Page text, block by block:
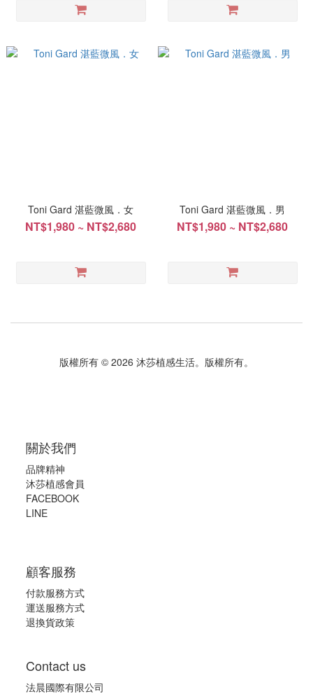
Toni Gard 湛藍微風．女
NT$1,980 ~ NT$2,680
Toni Gard 湛藍微風．男
NT$1,980 ~ NT$2,680
版權所有 © 2026 沐莎植感生活。版權所有。
關於我們
品牌精神
沐莎植感會員
FACEBOOK
LINE
顧客服務
付款服務方式
運送服務方式
退換貨政策
Contact us
法晨國際有限公司